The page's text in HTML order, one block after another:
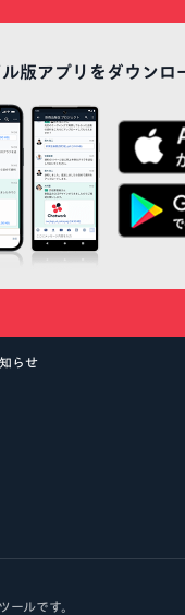
ル版アプリをダウンロ
らせ
ルです。